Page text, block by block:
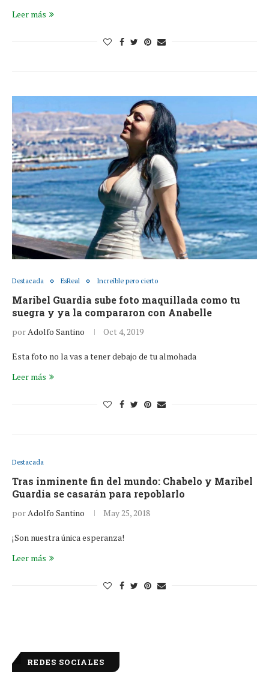
Leer más
Destacada EsReal Increíble pero cierto
Maribel Guardia sube foto maquillada como tu
suegra y ya la compararon con Anabelle
porAdolfo Santino Oct 4, 2019
Esta foto no la vas a tener debajo de tu almohada
Leer más
Destacada
Tras inminente fin del mundo: Chabelo y Maribel
Guardia se casarán para repoblarlo
porAdolfo Santino May 25, 2018
¡Son nuestra única esperanza!
Leer más
REDES SOCIALES